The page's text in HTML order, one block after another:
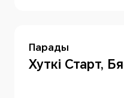
Clone
Парады
Хуткі Старт,